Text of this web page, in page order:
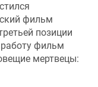
фильм
позиции
фильм
мертвецы: